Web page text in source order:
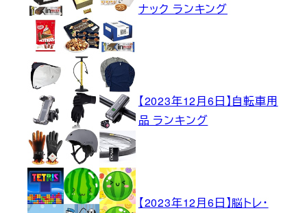
ナック ランキング
【2023年12月6日】自転車用
品 ランキング
【2023年12月6日】脳トレ・